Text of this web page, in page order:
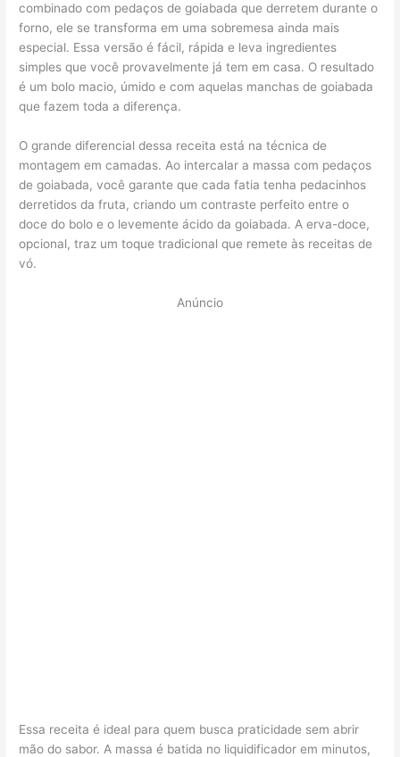
combinado com pedaços de goiabada que derretem durante o
forno, ele se transforma em uma sobremesa ainda mais
especial. Essa versão é fácil, rápida e leva ingredientes
simples que você provavelmente já tem em casa. O resultado
é um bolo macio, úmido e com aquelas manchas de goiabada
que fazem toda a diferença.
O grande diferencial dessa receita está na técnica de
montagem em camadas. Ao intercalar a massa com pedaços
de goiabada, você garante que cada fatia tenha pedacinhos
derretidos da fruta, criando um contraste perfeito entre o
doce do bolo e o levemente ácido da goiabada. A erva-doce,
opcional, traz um toque tradicional que remete às receitas de
vó.
Anúncio
Essa receita é ideal para quem busca praticidade sem abrir
mão do sabor. A massa é batida no liquidificador em minutos,